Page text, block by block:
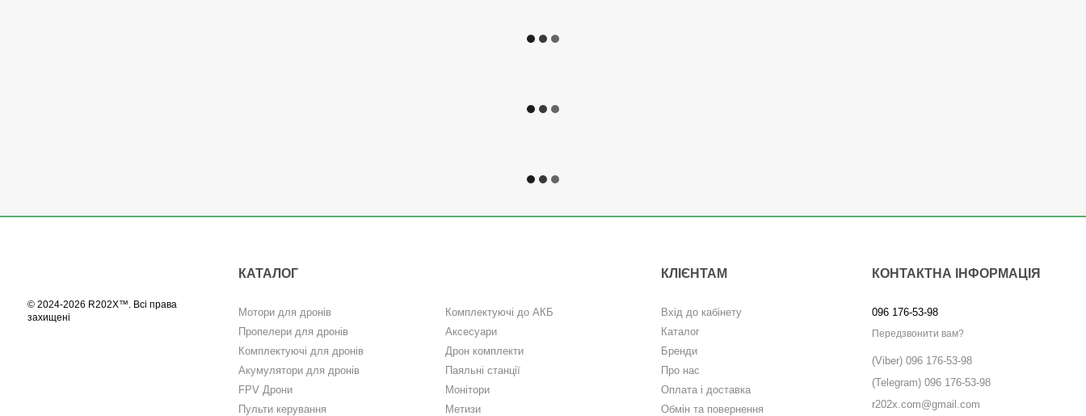
© 2024-2026 R202X™. Всі права
захищені
КАТАЛОГ
Мотори для дронів
Пропелери для дронів
Комплектуючі для дронів
Акумулятори для дронів
FPV Дрони
Пульти керування
Комплектуючі до АКБ
Аксесуари
Дрон комплекти
Паяльні станції
Монітори
Метизи
КЛІЄНТАМ
Вхід до кабінету
Каталог
Бренди
Про нас
Оплата і доставка
Обмін та повернення
КОНТАКТНА ІНФОРМАЦІЯ
096 176-53-98
Передзвонити вам?
(Viber) 096 176-53-98
(Telegram) 096 176-53-98
r202x.com@gmail.com